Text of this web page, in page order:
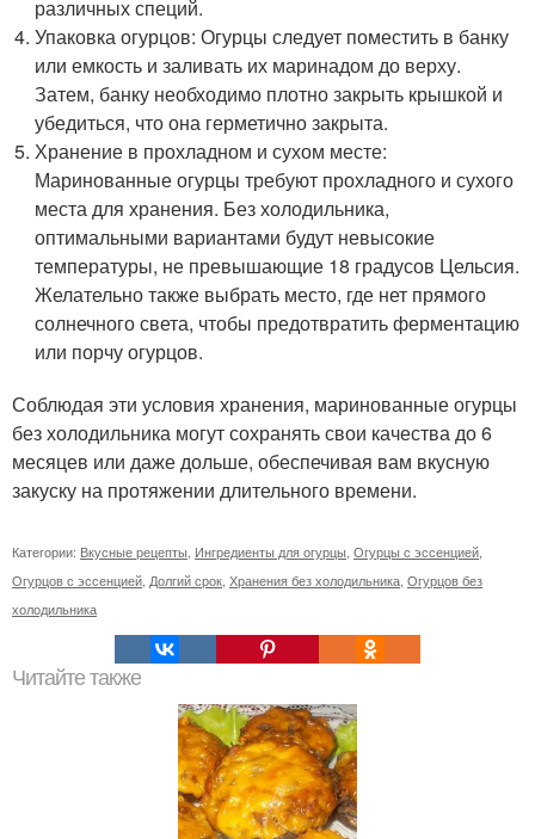
различных специй.
Упаковка огурцов: Огурцы следует поместить в банку
или емкость и заливать их маринадом до верху.
Затем, банку необходимо плотно закрыть крышкой и
убедиться, что она герметично закрыта.
Хранение в прохладном и сухом месте:
Маринованные огурцы требуют прохладного и сухого
места для хранения. Без холодильника,
оптимальными вариантами будут невысокие
температуры, не превышающие 18 градусов Цельсия.
Желательно также выбрать место, где нет прямого
солнечного света, чтобы предотвратить ферментацию
или порчу огурцов.
Соблюдая эти условия хранения, маринованные огурцы
без холодильника могут сохранять свои качества до 6
месяцев или даже дольше, обеспечивая вам вкусную
закуску на протяжении длительного времени.
Категории: Вкусные рецепты, Ингредиенты для огурцы, Огурцы с эссенцией,
Огурцов с эссенцией, Долгий срок, Хранения без холодильника, Огурцов без
холодильника
Читайте также